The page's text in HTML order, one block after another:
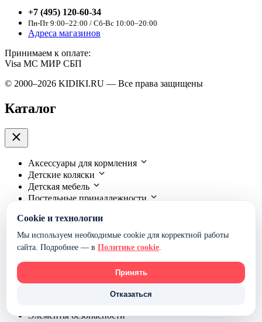
+7 (495) 120-60-34
Пн-Пт 9:00–22:00 / Сб-Вс 10:00–20:00
Адреса магазинов
Принимаем к оплате:
Visa MC МИР СБП
© 2000–2026 KIDIKI.RU — Все права защищены
Каталог
Аксессуары для кормления
Детские коляски
Детская мебель
Постельные принадлежности
Аксессуары для колясок
Детские конверты
Детский транспорт
Манежи, ходунки, качалки
Средства гигиены и уход
Элементы безопасности
Cookie и технологии
Мы используем необходимые cookie для корректной работы
сайта. Подробнее — в Политике cookie.
Принять
Отказаться